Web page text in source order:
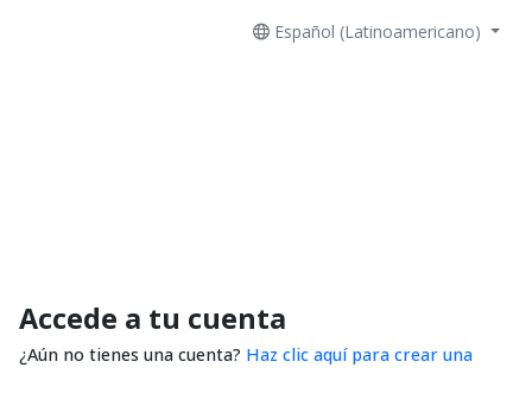
Español (Latinoamericano)
Accede a tu cuenta
¿Aún no tienes una cuenta? Haz clic aquí para crear una